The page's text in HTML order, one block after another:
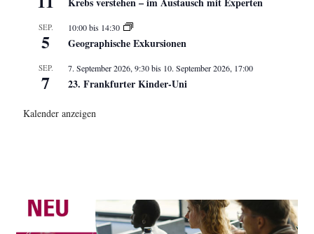
SEP.
5
10:00bis 14:30
Geographische Exkursionen
SEP.
7
7. September 2026, 9:30bis 10. September 2026, 17:00
23. Frankfurter Kinder-Uni
Kalender anzeigen